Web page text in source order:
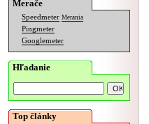
Merače
Speedmeter Merania
Pingmeter
Googlemeter
Hľadanie
Top články